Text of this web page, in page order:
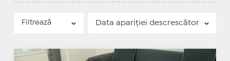
Filtrează